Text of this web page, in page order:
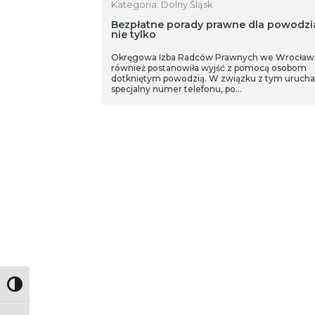
Toggle High Contrast
Kategoria: Dolny Śląsk
Bezpłatne porady prawne dla
nie tylko
Okręgowa Izba Radców Prawnych we
również postanowiła wyjść z pomocą osobom
dotkniętym powodzią. W związku z tym
specjalny numer telefonu, po…